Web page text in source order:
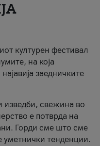
културен фестивал
на која
заедничките
изведби, свежина во
е потврда на
Горди сме што сме
уметнички тенденции.